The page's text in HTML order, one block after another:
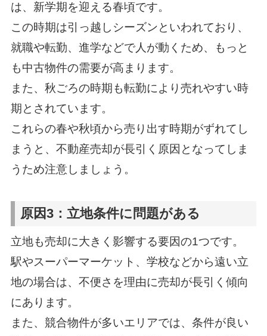
は、新学期を迎える春頃です。
この時期は引っ越しシーズンといわれており、
就職や転勤、進学などで人が動くため、もっと
も中古物件の需要が高まります。
また、秋ごろの時期も転勤により売れやすい時
期とされています。
これらの春や秋頃から売り出す時期がずれてし
まうと、不動産売却が長引く原因となってしま
うため注意しましょう。
原因3：立地条件に問題がある
立地も売却に大きく影響する要因の1つです。
駅やスーパーマーケット、学校などから遠い立
地の場合は、不便さを理由に売却が長引く傾向
にあります。
また、競合物件が多いエリアでは、条件が良い